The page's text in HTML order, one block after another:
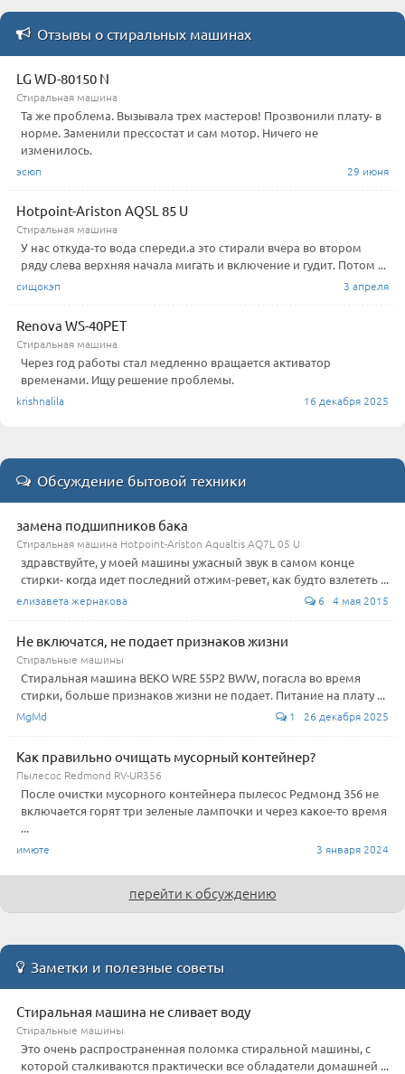
Отзывы о стиральных машинах
LG WD-80150 N
Стиральная машина
Та же проблема. Вызывала трех мастеров! Прозвонили плату- в
норме. Заменили прессостат и сам мотор. Ничего не
изменилось.
эсюп 29 июня
Hotpoint-Ariston AQSL 85 U
Стиральная машина
У нас откуда-то вода спереди.а это стирали вчера во втором
ряду слева верхняя начала мигать и включение и гудит. Потом ...
сищокэп 3 апреля
Renova WS-40PET
Стиральная машина
Через год работы стал медленно вращается активатор
временами. Ищу решение проблемы.
krishnalila 16 декабря 2025
Обсуждение бытовой техники
замена подшипников бака
Стиральная машина Hotpoint-Ariston Aqualtis AQ7L 05 U
здравствуйте, у моей машины ужасный звук в самом конце
стирки- когда идет последний отжим-ревет, как будто взлететь ...
елизавета жернакова 6 4 мая 2015
Не включатся, не подает признаков жизни
Стиральные машины
Стиральная машина BEKO WRE 55P2 BWW, погасла во время
стирки, больше признаков жизни не подает. Питание на плату ...
MgMd 1 26 декабря 2025
Как правильно очищать мусорный контейнер?
Пылесос Redmond RV-UR356
После очистки мусорного контейнера пылесос Редмонд 356 не
включается горят три зеленые лампочки и через какое-то время
...
имюте 3 января 2024
перейти к обсуждению
Заметки и полезные советы
Стиральная машина не сливает воду
Стиральные машины
Это очень распространенная поломка стиральной машины, с
которой сталкиваются практически все обладатели домашней ...